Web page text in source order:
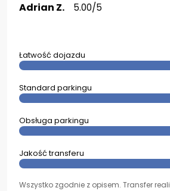
Adrian Z. 5.00/5
Łatwość dojazdu
Standard parkingu
Obsługa parkingu
Jakość transferu
Wszystko zgodnie z opisem. Transfer